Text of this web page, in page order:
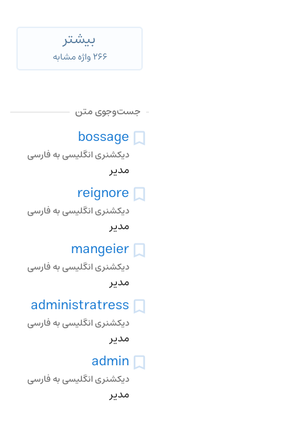
بیشتر
۲۶۶ واژه مشابه
جست‌وجوی متن
bossage
دیکشنری انگلیسی به فارسی
مدیر
reignore
دیکشنری انگلیسی به فارسی
مدیر
mangeier
دیکشنری انگلیسی به فارسی
مدیر
administratress
دیکشنری انگلیسی به فارسی
مدیر
admin
دیکشنری انگلیسی به فارسی
مدیر